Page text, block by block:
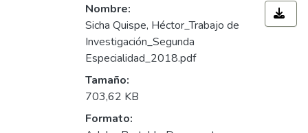
Nombre:
Sicha Quispe, Héctor_Trabajo de
Investigación_Segunda
Especialidad_2018.pdf
Tamaño:
703,62 KB
Formato: